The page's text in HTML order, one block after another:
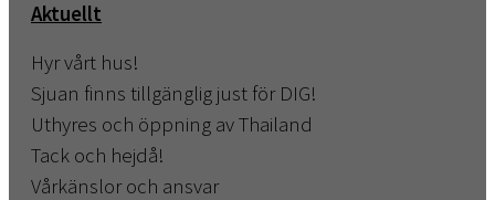
Aktuellt
Hyr vårt hus!
Sjuan finns tillgänglig just för DIG!
Uthyres och öppning av Thailand
Tack och hejdå!
Vårkänslor och ansvar